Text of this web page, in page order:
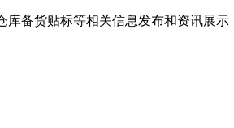
库备货贴标等相关信息发布和资讯展示